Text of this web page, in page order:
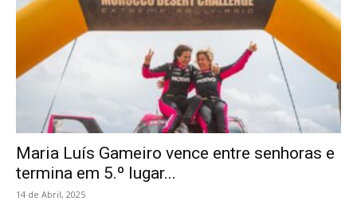
Maria Luís Gameiro vence entre senhoras e
termina em 5.º lugar...
14 de Abril, 2025